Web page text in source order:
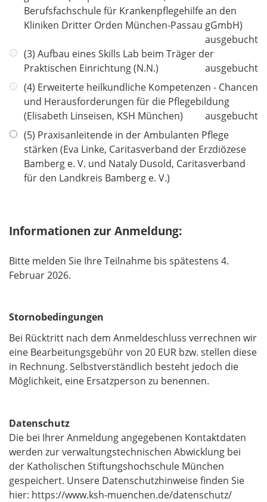
h
t
e
l
Berufsfachschule für Krankenpflegehilfe an den
Kliniken Dritter Orden München-Passau gGmbH)
ausgebucht
(3) Aufbau eines Skills Lab beim Träger der
Praktischen Einrichtung (N.N.)
ausgebucht
(4) Erweiterte heilkundliche Kompetenzen - Chancen
und Herausforderungen für die Pflegebildung
(Elisabeth Linseisen, KSH München)
ausgebucht
(5) Praxisanleitende in der Ambulanten Pflege
stärken (Eva Linke, Caritasverband der Erzdiözese
Bamberg e. V. und Nataly Dusold, Caritasverband
für den Landkreis Bamberg e. V.)
Informationen zur Anmeldung:
Bitte melden Sie Ihre Teilnahme bis spätestens 4.
Februar 2026.
Stornobedingungen
Bei Rücktritt nach dem Anmeldeschluss verrechnen wir
eine Bearbeitungsgebühr von 20 EUR bzw. stellen diese
in Rechnung. Selbstverständlich besteht jedoch die
Möglichkeit, eine Ersatzperson zu benennen.
Datenschutz
Die bei Ihrer Anmeldung angegebenen Kontaktdaten
werden zur verwaltungstechnischen Abwicklung bei
der Katholischen Stiftungshochschule München
gespeichert. Unsere Datenschutzhinweise finden Sie
hier: https://www.ksh-muenchen.de/datenschutz/